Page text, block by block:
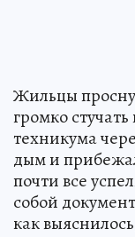
Жильцы
громко
техникума
дым и
почти все
собой
как